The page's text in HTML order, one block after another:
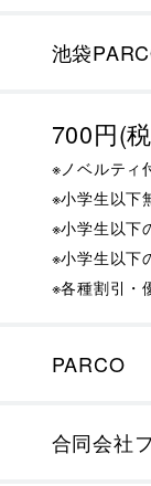
池袋
700円(
※ノベルテ
※小学生以下
※小学生以下
※小学生以下
※各種割引・
PARCO
合同会社